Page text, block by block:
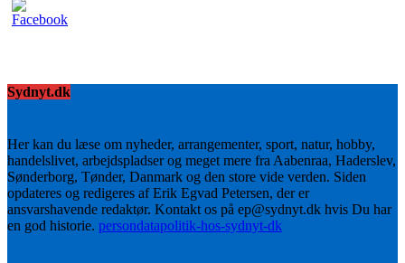
Sydnyt.dk
Her kan du læse om nyheder, arrangementer, sport, natur, hobby,
handelslivet, arbejdspladser og meget mere fra Aabenraa, Haderslev,
Sønderborg, Tønder, Danmark og den store vide verden. Siden
opdateres og redigeres af Erik Egvad Petersen, der er
ansvarshavende redaktør. Kontakt os på ep@sydnyt.dk hvis Du har
en god historie. persondatapolitik-hos-sydnyt-dk